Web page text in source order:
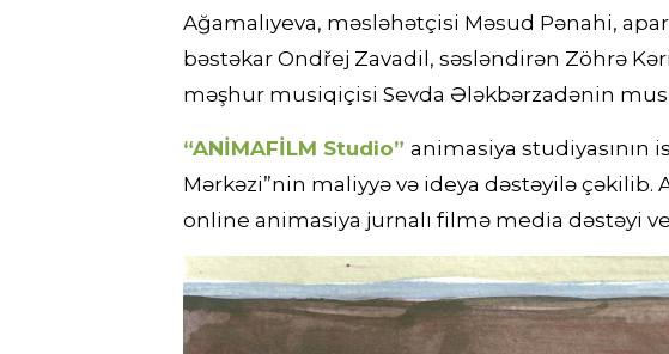
Ağamalıyeva, məsləhətçisi Məsud Pənahi,
bəstəkar Ondřej Zavadil, səsləndirən Zöhrə
məşhur musiqiçisi Sevda Ələkbərzadənin
“ANİMAFİLM Studio” animasiya studiyasının
Mərkəzi”nin maliyyə və ideya dəstəyilə çəkilib.
online animasiya jurnalı filmə media dəstəyi